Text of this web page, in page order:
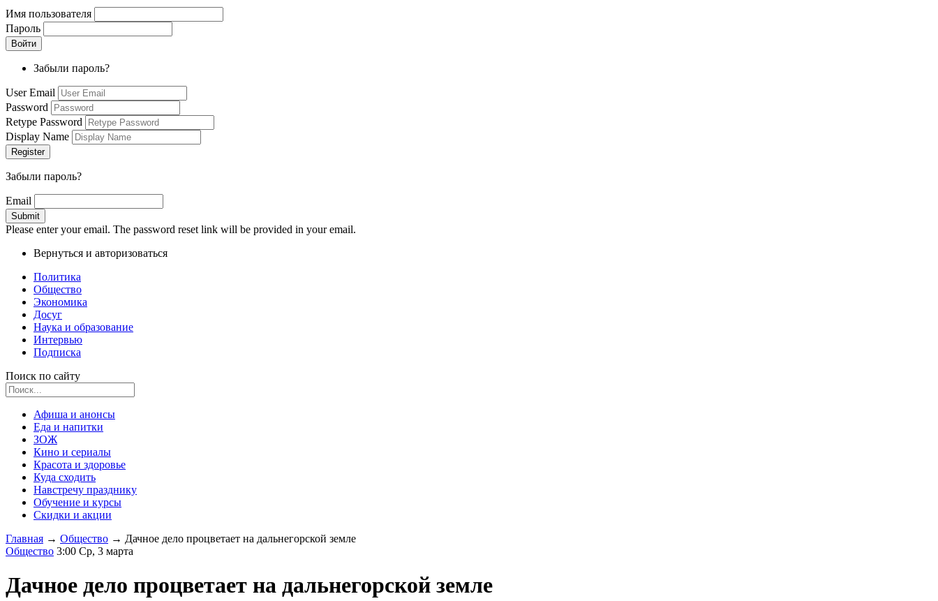
Имя пользователя
Пароль
Забыли пароль?
User Email
Password
Retype Password
Display Name
Забыли пароль?
Email
Please enter your email. The password reset link will be provided in your email.
Вернуться и авторизоваться
Политика
Общество
Экономика
Досуг
Наука и образование
Интервью
Подписка
Поиск по сайту
Афиша и анонсы
Еда и напитки
ЗОЖ
Кино и сериалы
Красота и здоровье
Куда сходить
Навстречу празднику
Обучение и курсы
Скидки и акции
Главная → Общество → Дачное дело процветает на дальнегорской земле
Общество 3:00 Ср, 3 марта
Дачное дело процветает на дальнегорской земле